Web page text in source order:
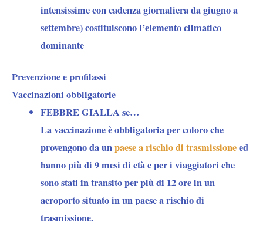
intensissime con cadenza giornaliera da giugno a
settembre) costituiscono l’elemento climatico
dominante
Prevenzione e profilassi
Vaccinazioni obbligatorie
FEBBRE GIALLA se…
La vaccinazione è obbligatoria per coloro che
provengono da unpaese a rischio di trasmissioneed
hanno più di 9 mesi di età e per i viaggiatori che
sono stati in transito per più di 12 ore in un
aeroporto situato in un paese a rischio di
trasmissione.